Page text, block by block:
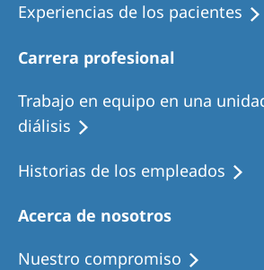
Experiencias de los pacientes
Carrera profesional
Trabajo en equipo en una
diálisis
Historias de los empleados
Acerca de nosotros
Nuestro compromiso